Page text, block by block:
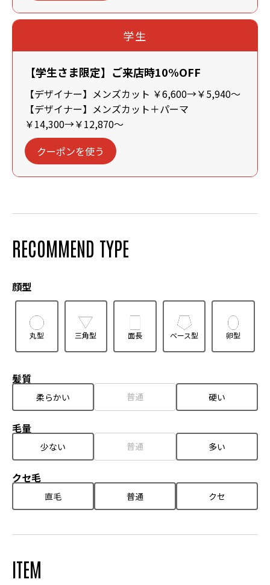
学生
【学生さま限定】ご来店時10%OFF
【デザイナー】メンズカット ￥6,600→￥5,940～
【デザイナー】メンズカット＋パーマ
￥14,300→￥12,870～
クーポンを使う
RECOMMEND TYPE
顔型
丸型 三角型 面長 ベース型 卵型
髪質
柔らかい 普通 硬い
毛量
少ない 普通 多い
クセ毛
直毛 普通 クセ
ITEM